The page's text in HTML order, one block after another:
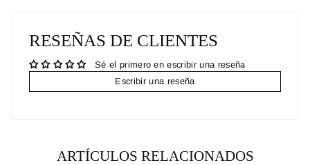
RESEÑAS DE CLIENTES
Sé el primero en escribir una reseña
Escribir una reseña
ARTÍCULOS RELACIONADOS